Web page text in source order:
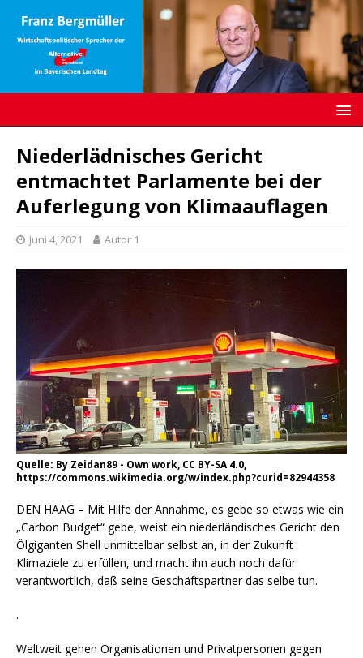
Niederlädnisches Gericht
entmachtet Parlamente bei der
Auferlegung von Klimaauflagen
Juni 4, 2021 Autor 1
Quelle: By Zeidan89 - Own work, CC BY-SA 4.0,
https://commons.wikimedia.org/w/index.php?curid=82944358
DEN HAAG – Mit Hilfe der Annahme, es gebe so etwas wie ein
„Carbon Budget“ gebe, weist ein niederländisches Gericht den
Ölgiganten Shell unmittelbar selbst an, in der Zukunft
Klimaziele zu erfüllen, und macht ihn auch noch dafür
verantwortlich, daß seine Geschäftspartner das selbe tun.
.
Weltweit gehen Organisationen und Privatpersonen gegen